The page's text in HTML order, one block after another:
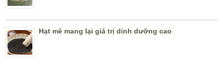
Hạt mè mang lại giá trị dinh dưỡng cao